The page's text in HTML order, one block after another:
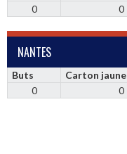
0
0
NANTES
Buts Carton jaune
0
0